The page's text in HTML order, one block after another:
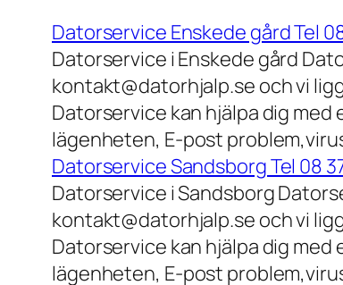
Datorservice Enskede gård Tel
Datorservice i Enskede gård
kontakt@datorhjalp.se och vi
Datorservice kan hjälpa dig
lägenheten, E-post
Datorservice Sandsborg Tel 08
Datorservice i Sandsborg
kontakt@datorhjalp.se och vi
Datorservice kan hjälpa dig
lägenheten, E-post